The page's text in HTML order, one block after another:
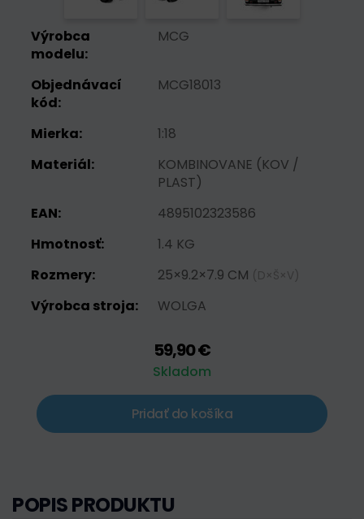
Výrobca
modelu:
MCG
Objednávací
kód:
MCG18013
Mierka:
1:18
Materiál:
KOMBINOVANE (KOV /
PLAST)
EAN:
4895102323586
Hmotnosť:
1.4 KG
Rozmery:
25×9.2×7.9 CM (D×Š×V)
Výrobca stroja: WOLGA
59,90 €
Skladom
Pridať do košíka
POPIS PRODUKTU